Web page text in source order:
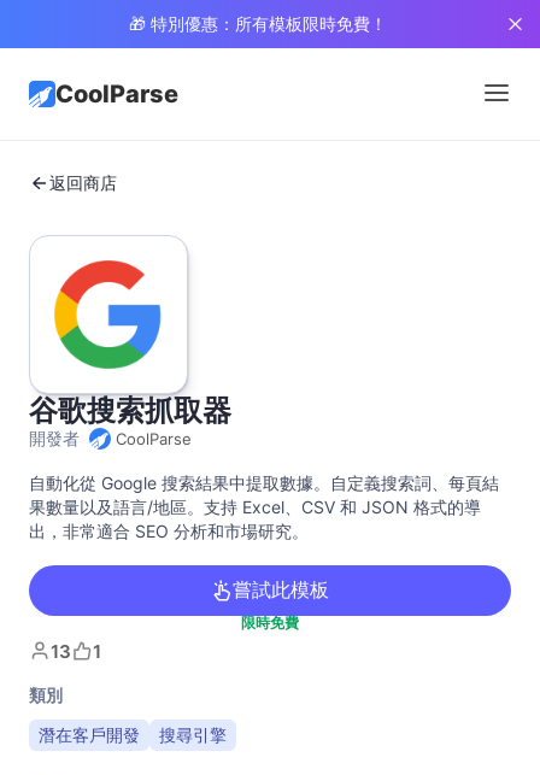
🎁 特別優惠：所有模板限時免費！
CoolParse
返回商店
谷歌搜索抓取器
開發者 CoolParse
自動化從 Google 搜索結果中提取數據。自定義搜索詞、每頁結
果數量以及語言/地區。支持 Excel、CSV 和 JSON 格式的導
出，非常適合 SEO 分析和市場研究。
嘗試此模板
限時免費
13 1
類別
潛在客戶開發
搜尋引擎